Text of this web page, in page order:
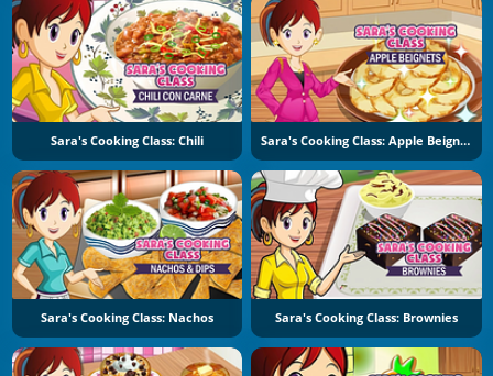
Sara's Cooking Class: Chili Sara's Cooking Class: Apple Beignets
Sara's Cooking Class: Nachos Sara's Cooking Class: Brownies